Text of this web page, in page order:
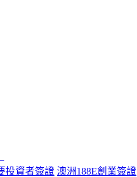
投資者簽證 澳洲188E創業簽證